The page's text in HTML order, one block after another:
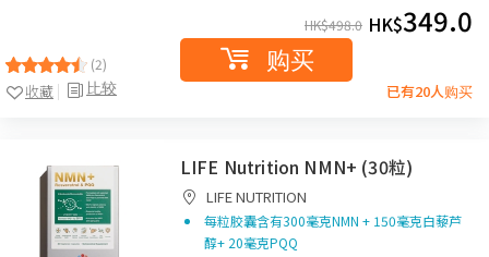
(2)
比较
收藏
HK$498.0 HK$349.0
购买
已有20人购买
LIFE Nutrition NMN+ (30粒)
LIFE NUTRITION
每粒胶囊含有300毫克NMN + 150毫克白藜芦
醇+ 20毫克PQQ